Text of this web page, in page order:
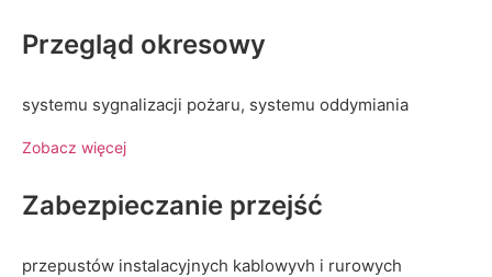
Przegląd okresowy
systemu sygnalizacji pożaru, systemu oddymiania
Zobacz więcej
Zabezpieczanie przejść
przepustów instalacyjnych kablowyvh i rurowych